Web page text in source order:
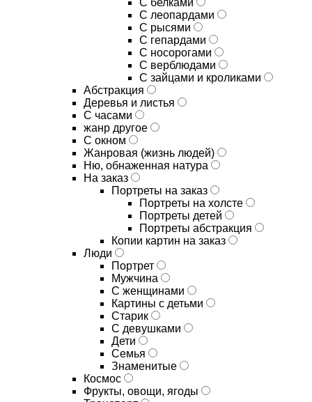
С белками
С леопардами
С рысями
С гепардами
С носорогами
С верблюдами
С зайцами и кроликами
Абстракция
Деревья и листья
С часами
жанр другое
С окном
Жанровая (жизнь людей)
Ню, обнаженная натура
На заказ
Портреты на заказ
Портреты на холсте
Портреты детей
Портреты абстракция
Копии картин на заказ
Люди
Портрет
Мужчина
С женщинами
Картины с детьми
Старик
С девушками
Дети
Семья
Знаменитые
Космос
Фрукты, овощи, ягоды